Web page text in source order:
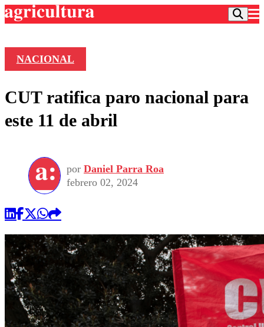
Frecuencias
Agricultura TV
Deportes
Motor
Otros Deportes
Universidad Católica
Universidad de Chile
Dato Practico
Política
Sustentabilidad
Vida Social
Publicaciones en medios
Comercial
NACIONAL
CUT ratifica paro nacional para
este 11 de abril
por Daniel Parra Roa
febrero 02, 2024